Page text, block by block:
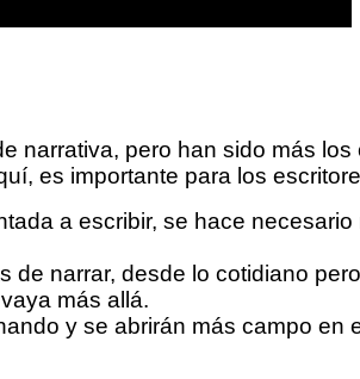
narrativa, pero han sido más
es importante para los
a escribir, se hace necesario
de narrar, desde lo cotidiano
más allá.
y se abrirán más campo en